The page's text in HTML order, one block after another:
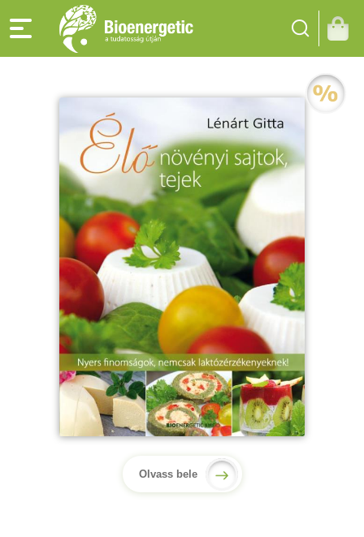
Olvass bele